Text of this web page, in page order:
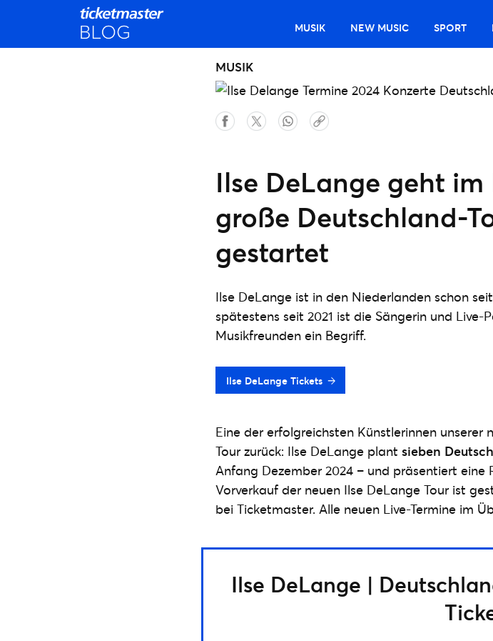
MUSIK NEW MUSIC SPORT
MUSIK
Ilse DeLange geht
große Deutschland-
gestartet
Ilse DeLange ist in den Niederlanden schon
spätestens seit 2021 ist die Sängerin und Live-
Musikfreunden ein Begriff.
Ilse DeLange Tickets
Eine der erfolgreichsten Künstlerinnen
Tour zurück: Ilse DeLange plant sieben
Anfang Dezember 2024 – und präsentiert eine
Vorverkauf der neuen Ilse DeLange Tour ist
bei Ticketmaster. Alle neuen Live-Termine im
Ilse DeLange |